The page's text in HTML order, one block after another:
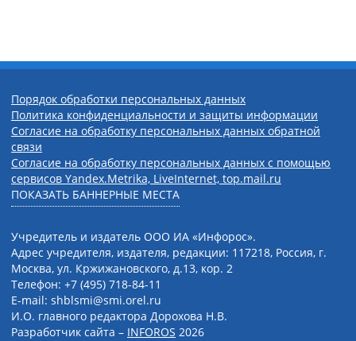
Порядок обработки персональных данных
Политика конфиденциальности и защиты информации
Согласие на обработку персональных данных обратной
связи
Согласие на обработку персональных данных с помощью
сервисов Yandex.Metrika, LiveInternet, top.mail.ru
ПОКАЗАТЬ БАННЕРНЫЕ МЕСТА
Учредитель и издатель ООО ИА «Инфорос».
Адрес учредителя, издателя, редакции: 117218, Россия, г.
Москва, ул. Кржижановского, д.13, кор. 2
Телефон: +7 (495) 718-84-11
E-mail: shblsmi@smi.orel.ru
И.О. главного редактора Дорохова Н.В.
Разработчик сайта – INFOROS 2026